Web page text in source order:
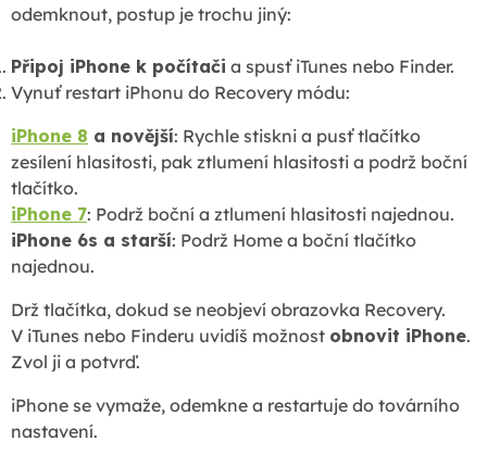
odemknout, postup je trochu jiný:
Připoj iPhone k počítači a spusť iTunes nebo Finder.
Vynuť restart iPhonu do Recovery módu:
iPhone 8 a novější: Rychle stiskni a pusť tlačítko
zesílení hlasitosti, pak ztlumení hlasitosti a podrž boční
tlačítko.
iPhone 7: Podrž boční a ztlumení hlasitosti najednou.
iPhone 6s a starší: Podrž Home a boční tlačítko
najednou.
Drž tlačítka, dokud se neobjeví obrazovka Recovery.
V iTunes nebo Finderu uvidíš možnost obnovit iPhone.
Zvol ji a potvrď.
iPhone se vymaže, odemkne a restartuje do továrního
nastavení.